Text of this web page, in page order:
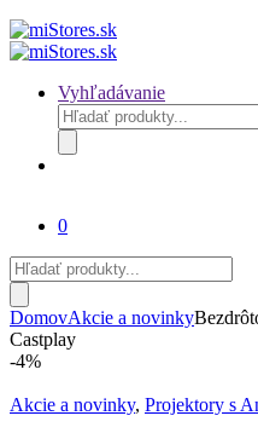
Vyhľadávanie
Products
search
0
Products
search
DomovAkcie a novinky
Castplay
-4%
Akcie a novinky, Projektory s